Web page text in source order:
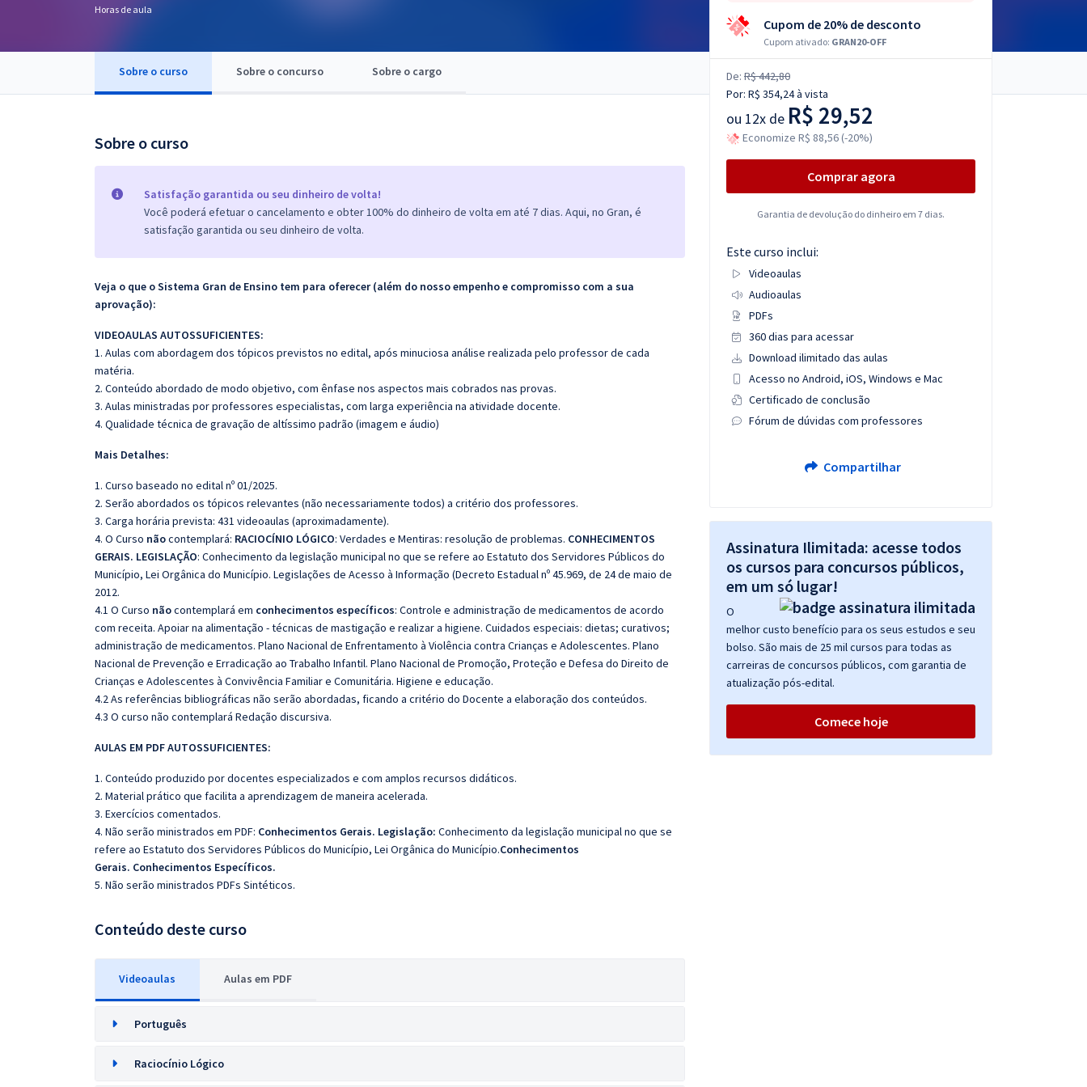
OAB
Questões grátis
Conteúdo gratuito
Horas de aula
Sobre o curso Sobre o concurso Sobre o cargo
Sobre o curso
Satisfação garantida ou seu dinheiro de volta!
Você poderá efetuar o cancelamento e obter 100% do dinheiro de volta em até 7 dias. Aqui, no Gran, é
satisfação garantida ou seu dinheiro de volta.
Veja o que o Sistema Gran de Ensino tem para oferecer (além do nosso empenho e compromisso com a sua
aprovação):
VIDEOAULAS AUTOSSUFICIENTES:
1. Aulas com abordagem dos tópicos previstos no edital, após minuciosa análise realizada pelo professor de cada
matéria.
2. Conteúdo abordado de modo objetivo, com ênfase nos aspectos mais cobrados nas provas.
3. Aulas ministradas por professores especialistas, com larga experiência na atividade docente.
4. Qualidade técnica de gravação de altíssimo padrão (imagem e áudio)
Mais Detalhes:
1. Curso baseado no edital nº 01/2025.
2. Serão abordados os tópicos relevantes (não necessariamente todos) a critério dos professores.
3. Carga horária prevista: 431 videoaulas (aproximadamente).
4. O Curso nãocontemplará: RACIOCÍNIO LÓGICO: Verdades e Mentiras: resolução de problemas. CONHECIMENTOS
GERAIS. LEGISLAÇÃO: Conhecimento da legislação municipal no que se refere ao Estatuto dos Servidores Públicos do
Município, Lei Orgânica do Município. Legislações de Acesso à Informação (Decreto Estadual nº 45.969, de 24 de maio de
2012.
4.1 O Curso nãocontemplará em conhecimentos específicos: Controle e administração de medicamentos de acordo
com receita. Apoiar na alimentação - técnicas de mastigação e realizar a higiene. Cuidados especiais: dietas; curativos;
administração de medicamentos. Plano Nacional de Enfrentamento à Violência contra Crianças e Adolescentes. Plano
Nacional de Prevenção e Erradicação ao Trabalho Infantil. Plano Nacional de Promoção, Proteção e Defesa do Direito de
Crianças e Adolescentes à Convivência Familiar e Comunitária. Higiene e educação.
4.2 As referências bibliográficas não serão abordadas, ficando a critério do Docente a elaboração dos conteúdos.
4.3 O curso não contemplará Redação discursiva.
AULAS EM PDF AUTOSSUFICIENTES:
1. Conteúdo produzido por docentes especializados e com amplos recursos didáticos.
2. Material prático que facilita a aprendizagem de maneira acelerada.
3. Exercícios comentados.
4. Não serão ministrados em PDF: Conhecimentos Gerais. Legislação: Conhecimento da legislação municipal no que se
refere ao Estatuto dos Servidores Públicos do Município, Lei Orgânica do Município.Conhecimentos
Gerais. Conhecimentos Específicos.
5. Não serão ministrados PDFs Sintéticos.
Conteúdo deste curso
Videoaulas Aulas em PDF
Português
Raciocínio Lógico
Cupom de 20% de desconto
Cupom ativado: GRAN20-OFF
De: R$ 442,80
Por: R$ 354,24à vista
ou 12x de R$ 29,52
Economize R$ 88,56 (-20%)
Comprar agora
Garantia de devolução do dinheiro em 7 dias.
Este curso inclui:
Videoaulas
Audioaulas
PDFs
360 dias para acessar
Download ilimitado das aulas
Acesso no Android, iOS, Windows e Mac
Certificado de conclusão
Fórum de dúvidas com professores
Compartilhar
Assinatura Ilimitada: acesse todos
os cursos para concursos públicos,
em um só lugar!
O
melhor custo benefício para os seus estudos e seu
bolso. São mais de 25 mil cursos para todas as
carreiras de concursos públicos, com garantia de
atualização pós-edital.
Comece hoje